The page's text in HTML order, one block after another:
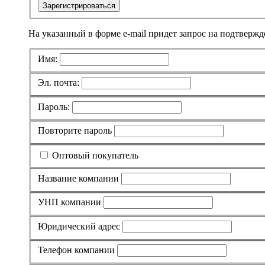
Зарегистрироваться
На указанный в форме e-mail придет запрос на
Имя:
Эл. почта:
Пароль:
Повторите пароль
Оптовый покупатель
Название компании
УНП компании
Юридический адрес
Телефон компании